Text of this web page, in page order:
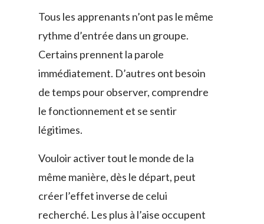
Tous les apprenants n’ont pas le même
rythme d’entrée dans un groupe.
Certains prennent la parole
immédiatement. D’autres ont besoin
de temps pour observer, comprendre
le fonctionnement et se sentir
légitimes.
Vouloir activer tout le monde de la
même manière, dès le départ, peut
créer l’effet inverse de celui
recherché. Les plus à l’aise occupent